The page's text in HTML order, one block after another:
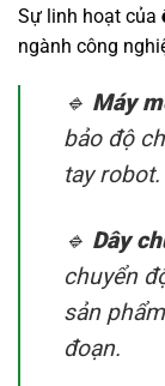
Sự linh hoạt của
ngành công
🔹 Máy
bảo độ
tay robot.
🔹 Dây
chuyển
sản
đoạn.